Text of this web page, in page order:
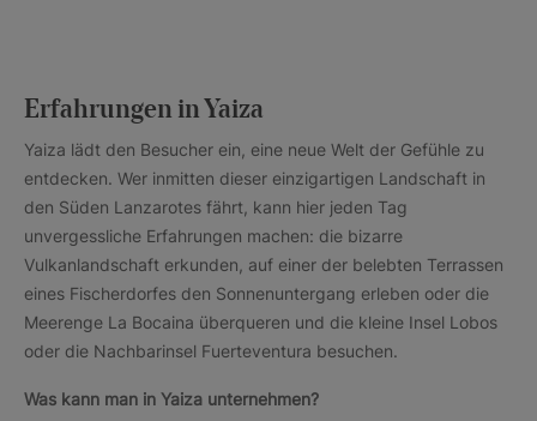
Erfahrungen in Yaiza
Yaiza lädt den Besucher ein, eine neue Welt der Gefühle zu
entdecken. Wer inmitten dieser einzigartigen Landschaft in
den Süden Lanzarotes fährt, kann hier jeden Tag
unvergessliche Erfahrungen machen: die bizarre
Vulkanlandschaft erkunden, auf einer der belebten Terrassen
eines Fischerdorfes den Sonnenuntergang erleben oder die
Meerenge La Bocaina überqueren und die kleine Insel Lobos
oder die Nachbarinsel Fuerteventura besuchen.
Was kann man in Yaiza unternehmen?